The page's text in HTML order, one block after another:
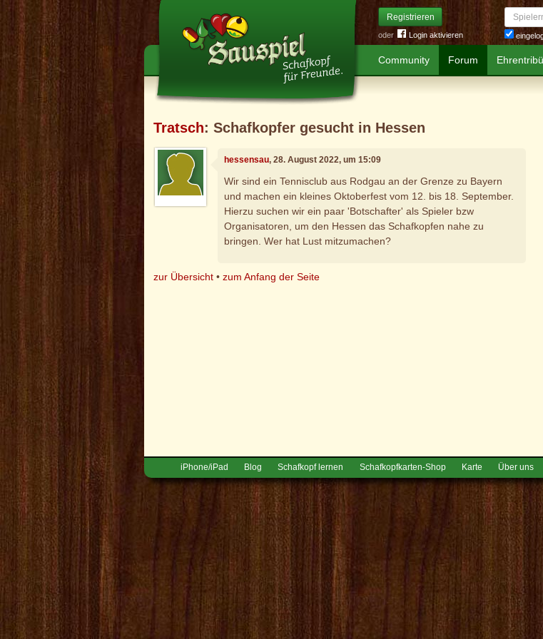
Registrieren
oder Login aktivieren
Spielername
Community Forum
Tratsch: Schafkopfer gesucht in Hessen
hessensau, 28. August 2022, um 15:09
Wir sind ein Tennisclub aus Rodgau an der Grenze zu Bayern
und machen ein kleines Oktoberfest vom 12. bis 18. September.
Hierzu suchen wir ein paar 'Botschafter' als Spieler bzw
Organisatoren, um den Hessen das Schafkopfen nahe zu
bringen. Wer hat Lust mitzumachen?
zur Übersicht •zum Anfang der Seite
iPhone/iPad Blog Schafkopf lernen Schafkopfkarten-Shop Karte Über uns